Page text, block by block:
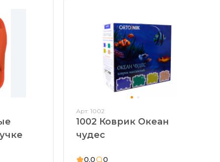
Арт: 1002
1002 Коврик Океан
чудес
0,0 0